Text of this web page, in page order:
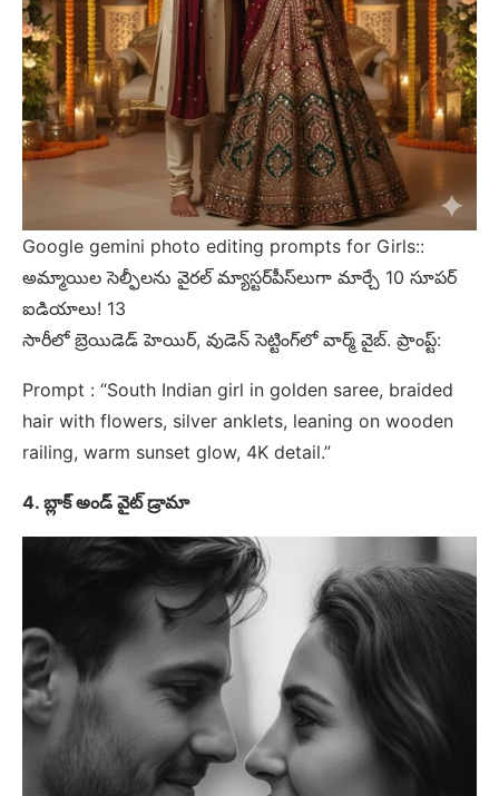
Google gemini photo editing prompts for Girls::
అమ్మాయిల సెల్ఫీలను వైరల్ మ్యాస్టర్‌పీస్‌లుగా మార్చే 10 సూపర్
ఐడియాలు! 13
సారీలో బ్రెయిడెడ్ హెయిర్, వుడెన్ సెట్టింగ్‌లో వార్మ్ వైబ్. ప్రాంప్ట్:
Prompt : “South Indian girl in golden saree, braided
hair with flowers, silver anklets, leaning on wooden
railing, warm sunset glow, 4K detail.”
4. బ్లాక్ అండ్ వైట్ డ్రామా